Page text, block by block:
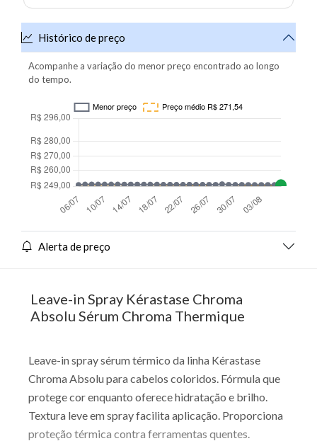
Histórico de preço
Acompanhe a variação do menor preço encontrado ao longo
do tempo.
Alerta de preço
Leave-in Spray Kérastase Chroma
Absolu Sérum Chroma Thermique
Leave-in spray sérum térmico da linha Kérastase
Chroma Absolu para cabelos coloridos. Fórmula que
protege cor enquanto oferece hidratação e brilho.
Textura leve em spray facilita aplicação. Proporciona
proteção térmica contra ferramentas quentes.